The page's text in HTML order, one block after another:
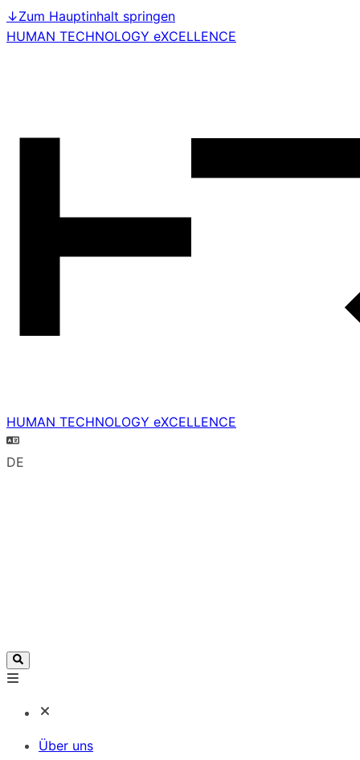
↓Zum Hauptinhalt springen
HUMAN TECHNOLOGY eXCELLENCE
HUMAN TECHNOLOGY eXCELLENCE
DE
Über uns